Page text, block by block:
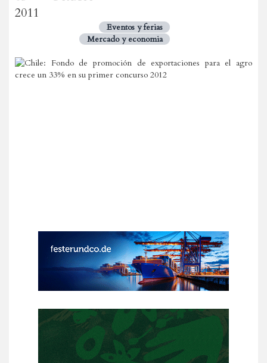
2011
Eventos y ferias
Mercado y economia